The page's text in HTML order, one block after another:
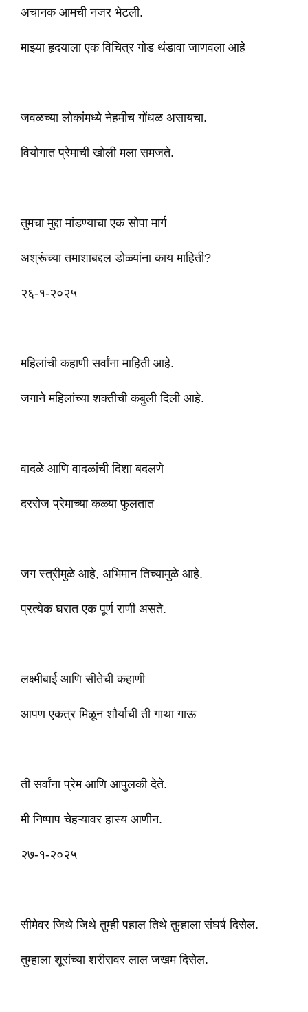
अचानक आमची नजर भेटली.
माझ्या हृदयाला एक विचित्र गोड थंडावा जाणवला आहे
जवळच्या लोकांमध्ये नेहमीच गोंधळ असायचा.
वियोगात प्रेमाची खोली मला समजते.
तुमचा मुद्दा मांडण्याचा एक सोपा मार्ग
अश्रूंच्या तमाशाबद्दल डोळ्यांना काय माहिती?
२६-१-२०२५
महिलांची कहाणी सर्वांना माहिती आहे.
जगाने महिलांच्या शक्तीची कबुली दिली आहे.
वादळे आणि वादळांची दिशा बदलणे
दररोज प्रेमाच्या कळ्या फुलतात
जग स्त्रीमुळे आहे, अभिमान तिच्यामुळे आहे.
प्रत्येक घरात एक पूर्ण राणी असते.
लक्ष्मीबाई आणि सीतेची कहाणी
आपण एकत्र मिळून शौर्याची ती गाथा गाऊ
ती सर्वांना प्रेम आणि आपुलकी देते.
मी निष्पाप चेहऱ्यावर हास्य आणीन.
२७-१-२०२५
सीमेवर जिथे जिथे तुम्ही पहाल तिथे तुम्हाला संघर्ष दिसेल.
तुम्हाला शूरांच्या शरीरावर लाल जखम दिसेल.